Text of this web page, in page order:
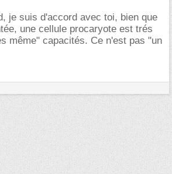
je suis d'accord avec toi, bien que
une cellule procaryote est trés
même" capacités. Ce n'est pas "un